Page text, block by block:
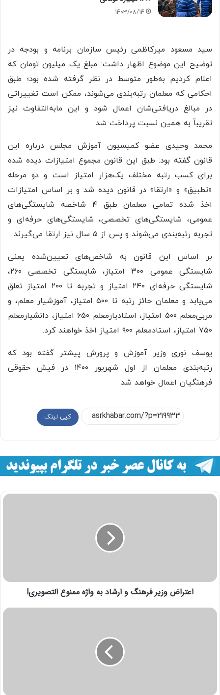
1403/08/14
سید مسعود میرکاظمی رئیس سازمان برنامه و بودجه در
توضیح این موضوع اظهار داشت: مبلغ یک میلیون تومان که
اعلام کردیم به‌طور متوسط در نظر گرفته شده بود؛ طبق
احکامی که معلمان رتبه‌بندی می‌شوند، ممکن است تغییراتی
در مبالغ دریافتی‌شان اعمال شود و این مابه‌التفاوت نیز
تقریباً به همین نسبت پرداخت شد.
محمد وحیدی عضو کمیسیون آموزش مجلس درباره این
قانون گفته بود: طبق این قانون مجموع امتیازات دیده‌ شده
برای کسب رتبه مختلف یک‌هزار امتیاز است و دو مرحله
«تطبیق» و «ارتقا» در قانون دیده شد و بر اساس امتیازات
اخذ شده تمامی معلمان طبق ۴ شاخصه شایستگی‌های
عمومی، شایستگی‌های تخصصی، شایستگی‌های حرفه‌ای و
تجربه رتبه‌بندی می‌شوند و پس از ۵ سال نیز ارتقا می‌گیرند.
بر اساس این قانون به شاخص‌های تعیین‌شده یعنی
شایستگی عمومی ۳۰۰ امتیاز، شایستگی تخصصی ۲۶۰،
شایستگی حرفه‌ای ۲۴۰ امتیاز و تجربه تا ۲۰۰ امتیاز تعلق
می‌یابد و معلمان حائز رتبه تا ۵۰۰ امتیاز، آموزشیار معلم، و
مربی‌معلم ۵۰۰ امتیاز، استادیارمعلم ۶۵۰ امتیاز، دانشیارمعلم
۷۵۰ امتیاز، استادمعلم ۹۰۰ امتیاز اخذ خواهند کرد.
یوسف نوری وزیر آموزش و پرورش پیشتر گفته بود که
رتبه‌بندی معلمان از اول شهریور ۱۴۰۰ در فیش حقوقی
فرهنگیان اعمال خواهد شد
کپی لینک
اعتراض وزیر فرهنگ و ارشاد به واژه ممنوع‌ التصویری!